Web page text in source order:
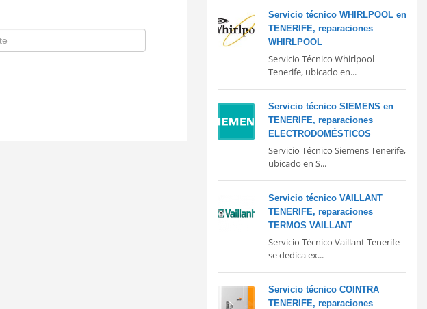
Servicio técnico WHIRLPOOL en
TENERIFE, reparaciones
WHIRLPOOL
Servicio Técnico Whirlpool
Tenerife, ubicado en...
Servicio técnico SIEMENS en
TENERIFE, reparaciones
ELECTRODOMÉSTICOS
Servicio Técnico Siemens Tenerife,
ubicado en S...
Servicio técnico VAILLANT
TENERIFE, reparaciones
TERMOS VAILLANT
Servicio Técnico Vaillant Tenerife
se dedica ex...
Servicio técnico COINTRA
TENERIFE, reparaciones